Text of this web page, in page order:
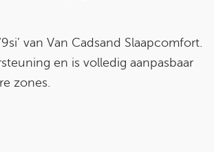
van Van Cadsand Slaapcomfort.
en is volledig aanpasbaar
zones.